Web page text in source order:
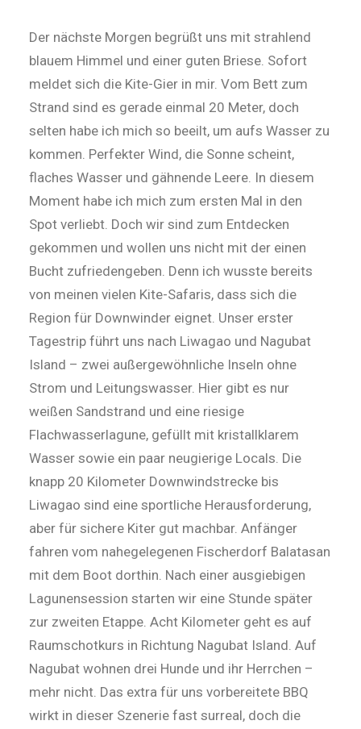
Der nächste Morgen begrüßt uns mit strahlend
blauem Himmel und einer guten Briese. Sofort
meldet sich die Kite-Gier in mir. Vom Bett zum
Strand sind es gerade einmal 20 Meter, doch
selten habe ich mich so beeilt, um aufs Wasser zu
kommen. Perfekter Wind, die Sonne scheint,
flaches Wasser und gähnende Leere. In diesem
Moment habe ich mich zum ersten Mal in den
Spot verliebt. Doch wir sind zum Entdecken
gekommen und wollen uns nicht mit der einen
Bucht zufriedengeben. Denn ich wusste bereits
von meinen vielen Kite-Safaris, dass sich die
Region für Downwinder eignet. Unser erster
Tagestrip führt uns nach Liwagao und Nagubat
Island – zwei außergewöhnliche Inseln ohne
Strom und Leitungswasser. Hier gibt es nur
weißen Sandstrand und eine riesige
Flachwasserlagune, gefüllt mit kristallklarem
Wasser sowie ein paar neugierige Locals. Die
knapp 20 Kilometer Downwindstrecke bis
Liwagao sind eine sportliche Herausforderung,
aber für sichere Kiter gut machbar. Anfänger
fahren vom nahegelegenen Fischerdorf Balatasan
mit dem Boot dorthin. Nach einer ausgiebigen
Lagunensession starten wir eine Stunde später
zur zweiten Etappe. Acht Kilometer geht es auf
Raumschotkurs in Richtung Nagubat Island. Auf
Nagubat wohnen drei Hunde und ihr Herrchen –
mehr nicht. Das extra für uns vorbereitete BBQ
wirkt in dieser Szenerie fast surreal, doch die